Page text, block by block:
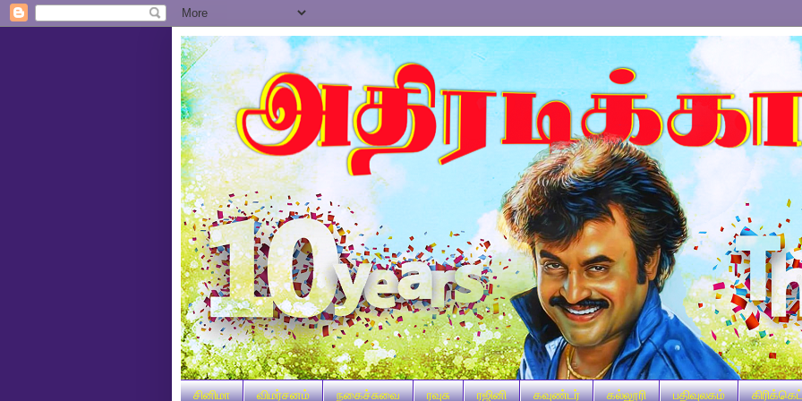
சினிமா விமர்சனம் நகைச்சுவை ரவுசு ரஜினி கவுண்டர் கல்லூரி பதிவுலகம்